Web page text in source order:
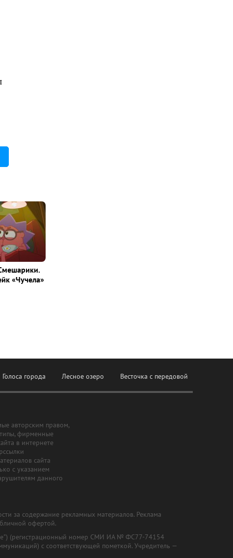
«Чучела»
Голоса города Лесное озеро Весточка с передовой
авторским правом,
фирменные
в интернете
сайта
с указанием
данного
за содержание рекламных материалов. Реклама
офертой.
(регистрационный номер СМИ ИА № ФС77-74154
с соответствующей пометкой. Учредитель —